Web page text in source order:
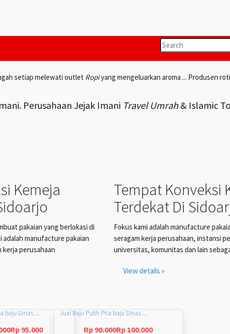
setiap melewati outlet Ropiyang mengeluarkan aroma ... Produsen
Perusahaan Jejak Imani Travel Umrah& Islamic
Kemeja
pakaian yang berlokasi di
adalah manufacture pakaian
kerja perusahaan
Tempat Konveksi
Terdekat Di
Fokus kami adalah manufacture
seragam kerja perusahaan, instansi
universitas, komunitas dan lain
View details »
baju Dinas ...
95.000
Jual Baju Putih Pria baju Dinas ...
Rp 90.000Rp 100.000